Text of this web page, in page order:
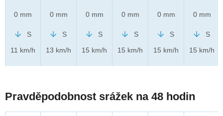
0 mm
S
11 km/h
0 mm
S
13 km/h
0 mm
S
15 km/h
0 mm
S
15 km/h
0 mm
S
15 km/h
0 mm
S
15 km/h
Pravděpodobnost srážek na 48 hodin